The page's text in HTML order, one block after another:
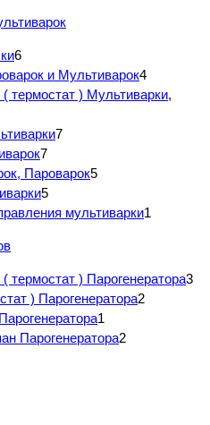
6
и Мультиварок4
термостат ) Мультиварки,
7
7
Пароварок5
5
мультиварки1
термостат ) Парогенератора3
) Парогенератора2
1
Парогенератора2